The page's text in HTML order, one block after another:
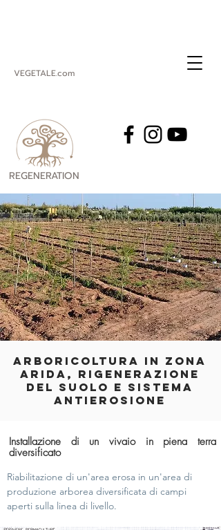
VEGETALE.com
REGENERATION
ARBORICOLTURA IN ZONA
ARIDA, RIGENERAZIONE
DEL SUOLO E SISTEMA
ANTIEROSIONE
Installazione di un vivaio in piena terra
diversificato
Riabilitazione di un'area erosa in un'area di
produzione arborea diversificata di campi
aperti sulla linea di livello.